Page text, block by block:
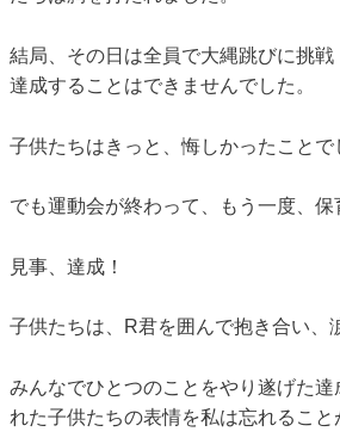
結局、その日は全員で大縄跳びに挑
達成することはできませんでした。
子供たちはきっと、悔しかったことで
でも運動会が終わって、もう一度、保
見事、達成！
子供たちは、R君を囲んで抱き合い、
みんなでひとつのことをやり遂げた
れた子供たちの表情を私は忘れること